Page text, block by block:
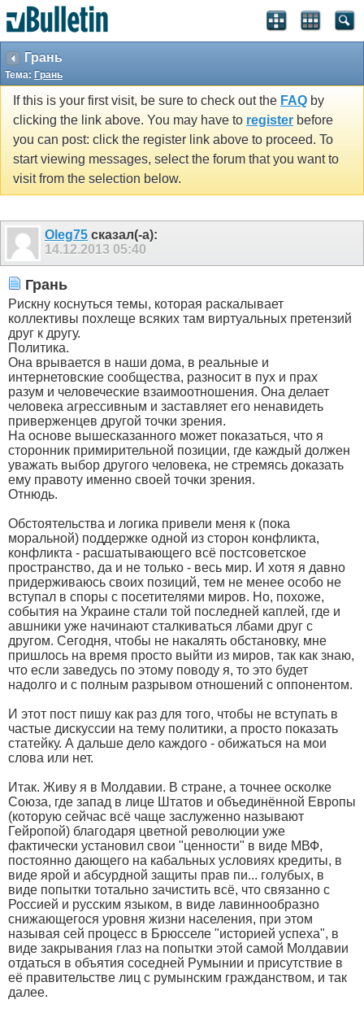
Грань
Тема: Грань
If this is your first visit, be sure to check out the FAQ by
clicking the link above. You may have to register before
you can post: click the register link above to proceed. To
start viewing messages, select the forum that you want to
visit from the selection below.
Olеg75 сказал(-а):
14.12.2013 05:40
Грань
Рискну коснуться темы, которая раскалывает
коллективы похлеще всяких там виртуальных претензий
друг к другу.
Политика.
Она врывается в наши дома, в реальные и
интернетовские сообщества, разносит в пух и прах
разум и человеческие взаимоотношения. Она делает
человека агрессивным и заставляет его ненавидеть
приверженцев другой точки зрения.
На основе вышесказанного может показаться, что я
сторонник примирительной позиции, где каждый должен
уважать выбор другого человека, не стремясь доказать
ему правоту именно своей точки зрения.
Отнюдь.
Обстоятельства и логика привели меня к (пока
моральной) поддержке одной из сторон конфликта,
конфликта - расшатывающего всё постсоветское
пространство, да и не только - весь мир. И хотя я давно
придерживаюсь своих позиций, тем не менее особо не
вступал в споры с посетителями миров. Но, похоже,
события на Украине стали той последней каплей, где и
авшники уже начинают сталкиваться лбами друг с
другом. Сегодня, чтобы не накалять обстановку, мне
пришлось на время просто выйти из миров, так как знаю,
что если заведусь по этому поводу я, то это будет
надолго и с полным разрывом отношений с оппонентом.
И этот пост пишу как раз для того, чтобы не вступать в
частые дискуссии на тему политики, а просто показать
статейку. А дальше дело каждого - обижаться на мои
слова или нет.
Итак. Живу я в Молдавии. В стране, а точнее осколке
Союза, где запад в лице Штатов и объединённой Европы
(которую сейчас всё чаще заслуженно называют
Гейропой) благодаря цветной революции уже
фактически установил свои "ценности" в виде МВФ,
постоянно дающего на кабальных условиях кредиты, в
виде ярой и абсурдной защиты прав пи... голубых, в
виде попытки тотально зачистить всё, что связанно с
Россией и русским языком, в виде лавиннообразно
снижающегося уровня жизни населения, при этом
называя сей процесс в Брюсселе "историей успеха", в
виде закрывания глаз на попытки этой самой Молдавии
отдаться в объятия соседней Румынии и присутствие в
её правительстве лиц с румынским гражданством, и так
далее.